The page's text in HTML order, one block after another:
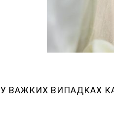
У ВАЖКИХ ВИПАДКАХ